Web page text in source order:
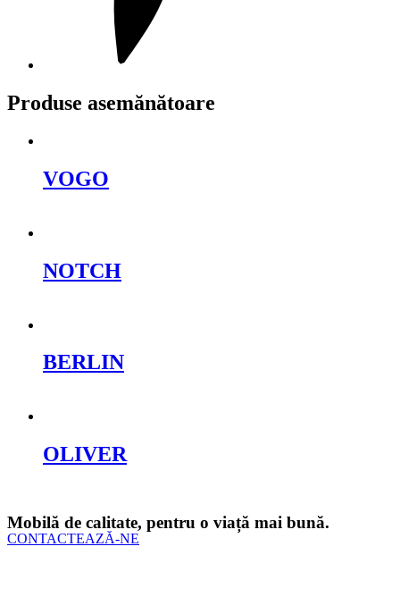
Produse asemănătoare
VOGO
NOTCH
BERLIN
OLIVER
Mobilă de calitate, pentru o viață mai bună.
CONTACTEAZĂ-NE